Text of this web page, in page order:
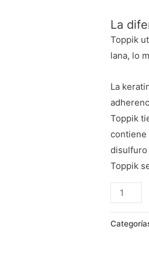
La
Toppik
lana, lo
La
Toppik
contiene
disulfuro
Toppik